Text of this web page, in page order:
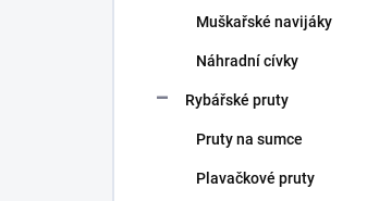
Muškařské navijáky
Náhradní cívky
Rybářské pruty
Pruty na sumce
Plavačkové pruty